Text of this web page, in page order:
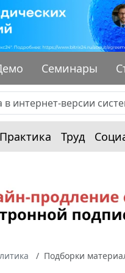
Семинары
Практика Труд
Подборки